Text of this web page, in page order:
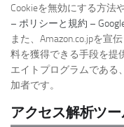
Cookieを無効にする方法
– ポリシーと規約 –
また、Amazon.co.jpを宣
料を獲得できる手段を提
エイトプログラムである
加者です。
アクセス解析ツ